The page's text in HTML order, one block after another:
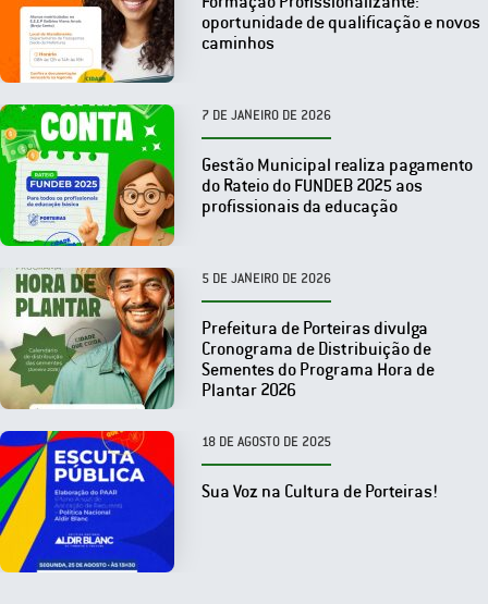
oportunidade de qualificação e novos
caminhos
7 DE JANEIRO DE 2026
Gestão Municipal realiza pagamento
do Rateio do FUNDEB 2025 aos
profissionais da educação
5 DE JANEIRO DE 2026
Prefeitura de Porteiras divulga
Cronograma de Distribuição de
Sementes do Programa Hora de
Plantar 2026
18 DE AGOSTO DE 2025
Sua Voz na Cultura de Porteiras!